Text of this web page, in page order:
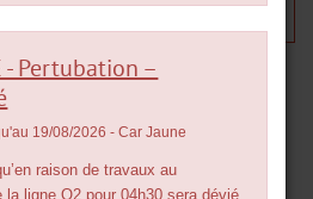
à la pageInfostrafic.
- Pertubation –
19/08/2026 - Car Jaune
raison de travaux au
la ligne O2 pour 04h30 sera dévié